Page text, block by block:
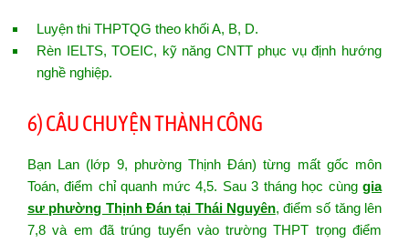
Luyện thi THPTQG theo khối A, B, D.
Rèn IELTS, TOEIC, kỹ năng CNTT phục vụ định hướng
nghề nghiệp.
6) CÂU CHUYỆN THÀNH CÔNG
Bạn Lan (lớp 9, phường Thịnh Đán) từng mất gốc môn
Toán, điểm chỉ quanh mức 4,5. Sau 3 tháng học cùng gia
sư phường Thịnh Đán tại Thái Nguyên, điểm số tăng lên
7,8 và em đã trúng tuyển vào trường THPT trọng điểm